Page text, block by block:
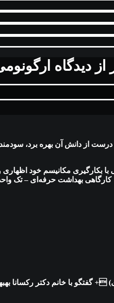
دیدگاه
از دانش آن بهره برد،
بکارگیری مکانیسم خود اظهاری
بهداشت حرفه‌ای – تک
اداری) + گفتگو با خانم دکتر